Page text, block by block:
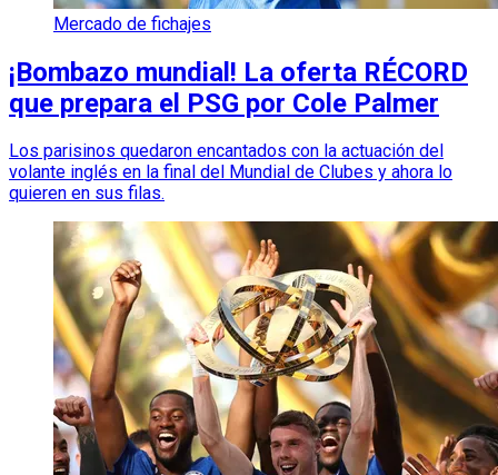
Mercado de fichajes
¡Bombazo mundial! La oferta RÉCORD
que prepara el PSG por Cole Palmer
Los parisinos quedaron encantados con la actuación del
volante inglés en la final del Mundial de Clubes y ahora lo
quieren en sus filas.